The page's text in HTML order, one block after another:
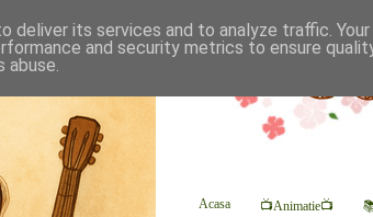
Acasa 📺Animatie📺
deliver its services and to analyze traffic.
and security metrics to ensure
abuse.